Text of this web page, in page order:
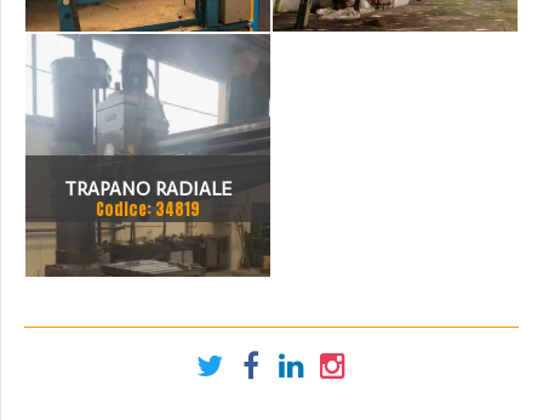
TON SCARTAMENTO 16190
TRAPANO RADIALE
SBRACCIO 3000 MM. FORO
100 MM
Codice: 34819